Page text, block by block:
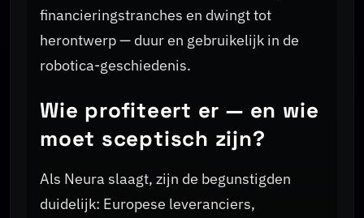
financieringstranches en dwingt tot
herontwerp — duur en gebruikelijk in de
robotica-geschiedenis.
Wie profiteert er — en wie
moet sceptisch zijn?
Als Neura slaagt, zijn de begunstigden
duidelijk: Europese leveranciers,